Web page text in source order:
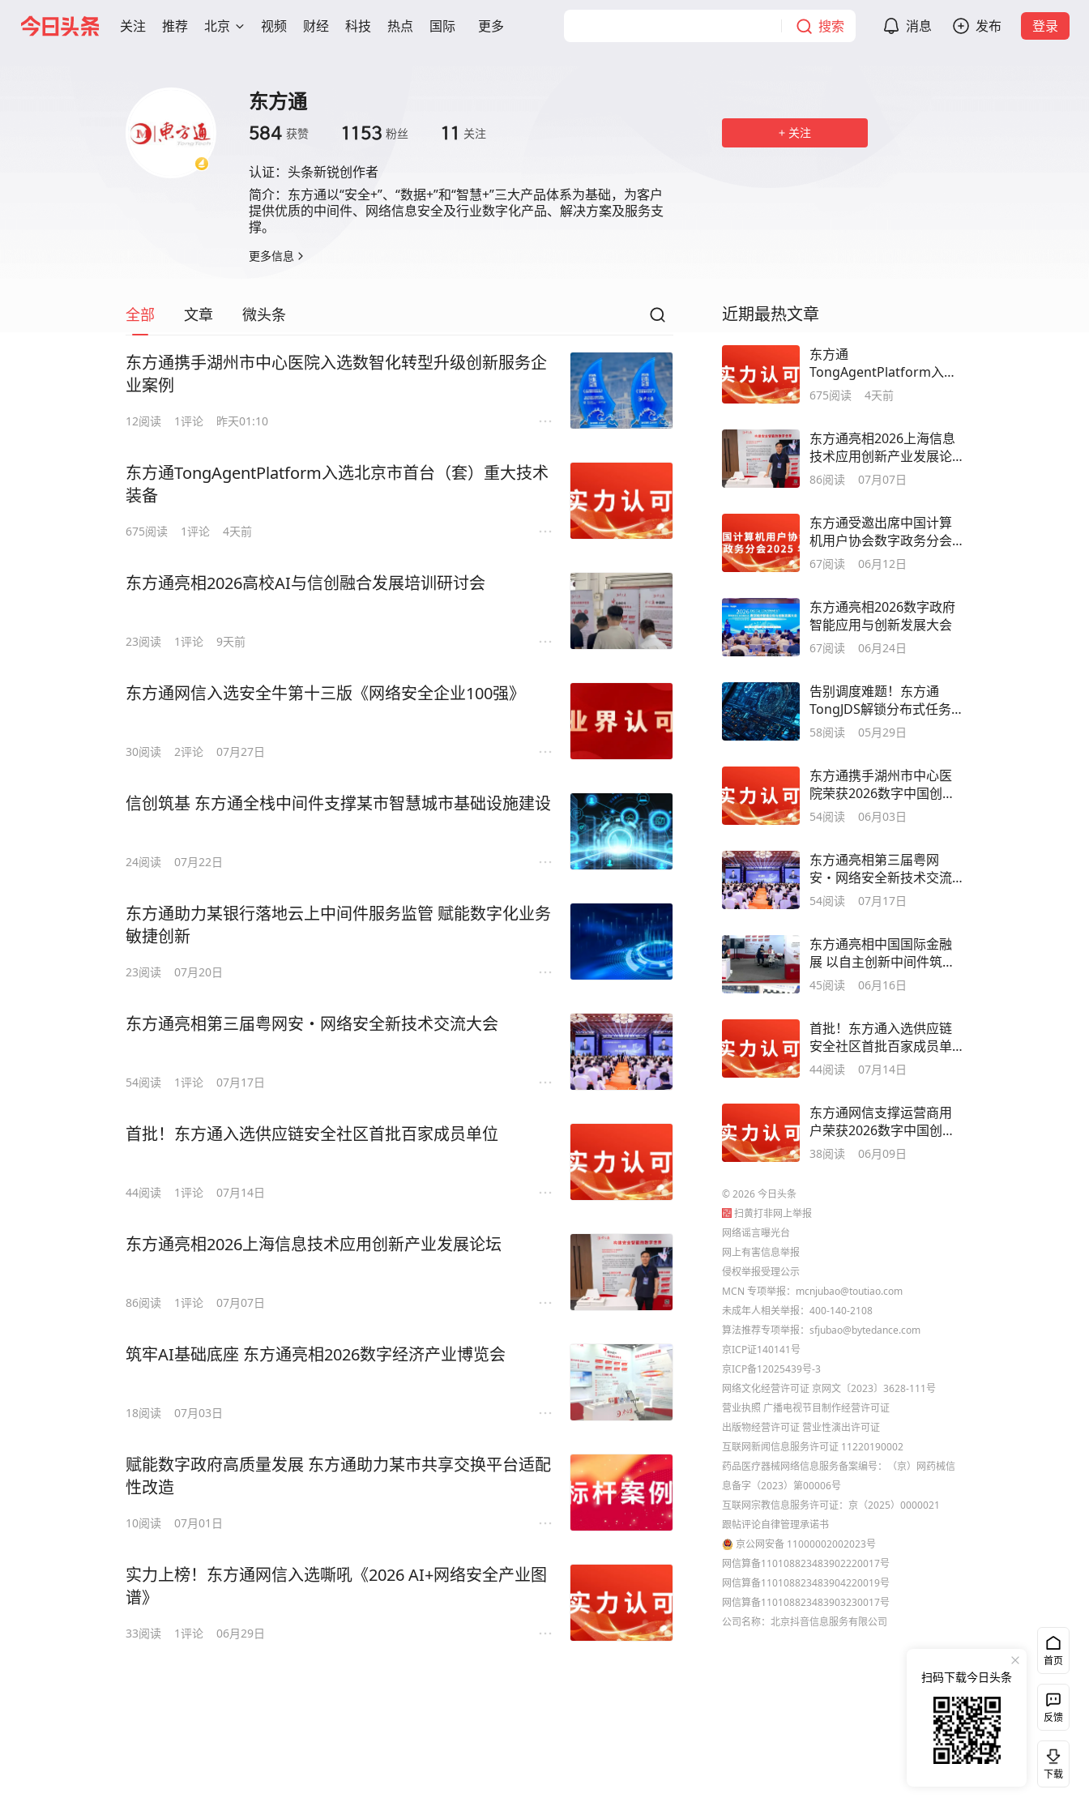
关注 推荐 北京 视频 财经 科技 热点 国际 更多 搜索 消息 发布 登录
东方通
584 获赞 1153 粉丝 11 关注
认证： 头条新锐创作者
简介： 东方通以“安全+”、“数据+”和“智慧+”三大产品体系为基础，为客户
提供优质的中间件、网络信息安全及行业数字化产品、解决方案及服务支
撑。
更多信息
关注
全部 文章 微头条
东方通携手湖州市中心医院入选数智化转型升级创新服务企
业案例
12阅读 1评论 昨天01:10
东方通TongAgentPlatform入选北京市首台（套）重大技术
装备
675阅读 1评论 4天前
东方通亮相2026高校AI与信创融合发展培训研讨会
23阅读 1评论 9天前
东方通网信入选安全牛第十三版《网络安全企业100强》
30阅读 2评论 07月27日
信创筑基 东方通全栈中间件支撑某市智慧城市基础设施建设
24阅读 07月22日
东方通助力某银行落地云上中间件服务监管 赋能数字化业务
敏捷创新
23阅读 07月20日
东方通亮相第三届粤网安・网络安全新技术交流大会
54阅读 1评论 07月17日
首批！东方通入选供应链安全社区首批百家成员单位
44阅读 1评论 07月14日
东方通亮相2026上海信息技术应用创新产业发展论坛
86阅读 1评论 07月07日
筑牢AI基础底座 东方通亮相2026数字经济产业博览会
18阅读 07月03日
赋能数字政府高质量发展 东方通助力某市共享交换平台适配
性改造
10阅读 07月01日
实力上榜！东方通网信入选嘶吼《2026 AI+网络安全产业图
谱》
33阅读 1评论 06月29日
近期最热文章
东方通
TongAgentPlatform入选
北京市首台（套）重大技
675阅读 4天前
东方通亮相2026上海信息
技术应用创新产业发展论
坛
86阅读 07月07日
东方通受邀出席中国计算
机用户协会数字政务分会
2025年会
67阅读 06月12日
东方通亮相2026数字政府
智能应用与创新发展大会
67阅读 06月24日
告别调度难题！东方通
TongJDS解锁分布式任务
调度新范式
58阅读 05月29日
东方通携手湖州市中心医
院荣获2026数字中国创新
大赛优秀赋能奖
54阅读 06月03日
东方通亮相第三届粤网
安・网络安全新技术交流
大会
54阅读 07月17日
东方通亮相中国国际金融
展 以自主创新中间件筑牢
金融行业数智基石
45阅读 06月16日
首批！东方通入选供应链
安全社区首批百家成员单
位
44阅读 07月14日
东方通网信支撑运营商用
户荣获2026数字中国创新
大赛两项大奖
38阅读 06月09日
©2026今日头条
扫黄打非网上举报
网络谣言曝光台
网上有害信息举报
侵权举报受理公示
MCN 专项举报：mcnjubao@toutiao.com
未成年人相关举报：400-140-2108
算法推荐专项举报：sfjubao@bytedance.com
京ICP证140141号
京ICP备12025439号-3
网络文化经营许可证 京网文〔2023〕3628-111号
营业执照 广播电视节目制作经营许可证
出版物经营许可证 营业性演出许可证
互联网新闻信息服务许可证 11220190002
药品医疗器械网络信息服务备案编号：（京）网药械信
息备字（2023）第00006号
互联网宗教信息服务许可证：京（2025）0000021
跟帖评论自律管理承诺书
京公网安备 11000002002023号
网信算备110108823483902220017号
网信算备110108823483904220019号
网信算备110108823483903230017号
公司名称：北京抖音信息服务有限公司
首页
反馈
下载
扫码下载今日头条